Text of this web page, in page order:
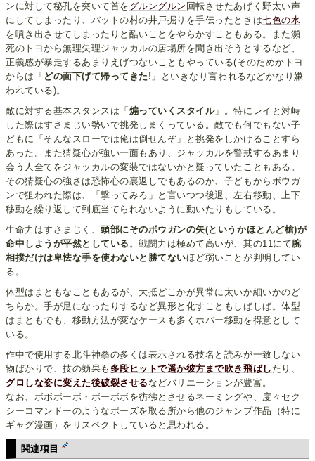
ンに対して秘孔を突いて首を グルングルン 回転させたあげく野太い声
にしてしまったり、バットの村の井戸掘りを手伝ったときは七色の水
を噴き出させてしまったりと酷いことをやらかすこともある。また瀕
死のトヨから無理矢理ジャッカルの居場所を聞き出そうとするなど、
正義感が暴走するあまりえげつないこともやっている(そのためかトヨ
からは「 どの面下げて帰ってきた! 」といきなり言われるなどかなり嫌
われている)。
敵に対する基本スタンスは「 煽っていくスタイル」。特にレイと対峙
した際はすさまじい勢いで挑発しまくっている。敵でも何でもない子
どもに「そんなスローでは俺は倒せんぞ」と挑発をしかけることすら
あった。また猜疑心が強い一面もあり、ジャッカルを警戒するあまり
会う人全てをジャッカルの変装ではないかと疑っていたこともある。
その猜疑心の強さは恐怖心の裏返しでもあるのか、子どもからボウガ
ンで狙われた際は、「撃ってみろ」と言いつつ後退、左右移動、上下
移動を繰り返して到底当てられないように動いたりもしている。
生命力はすさまじく、頭部にそのボウガンの矢(というかほとんど槍)が
命中しようが平然としている 。戦闘力は極めて高いが、其の11にて腕
相撲だけは卑怯な手を使わないと勝てないほど弱いことが判明してい
る。
体型はまともなこともあるが、大抵どこかが異常に太いか細いかのど
ちらか。手が足になったりするなど異形と化すこともしばしば。体型
はまともでも、移動方法が変なケースも多くホバー移動を得意として
いる。
作中で使用する北斗神拳の多くは表示される技名と読みが一致しない
物ばかりで、技の効果も 多段ヒットで遥か彼方まで吹き飛ばし たり、
グロしな姿に変えた後破裂させる などバリエーションが豊富。
なお、ボボボーボ・ボーボボを彷彿とさせるネーミングや、度々セク
シーコマンドーのようなポーズを取る所から他のジャンプ作品（特に
ギャグ漫画）をリスペクトしていると思われる。
関連項目